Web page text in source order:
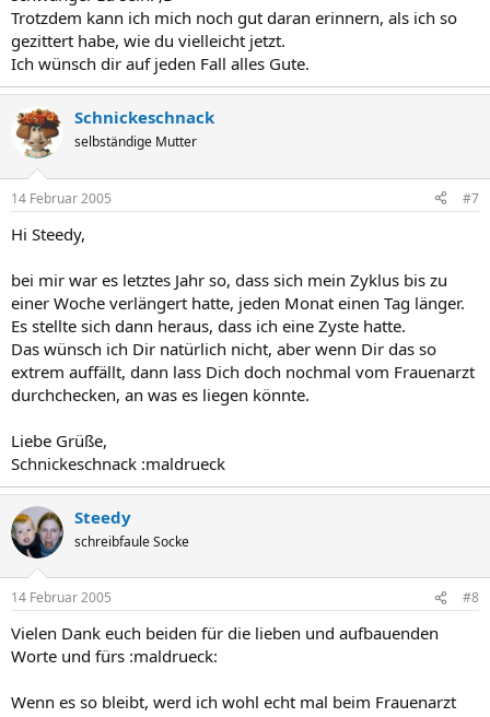
Trotzdem kann ich mich noch gut daran erinnern, als ich so
gezittert habe, wie du vielleicht jetzt.
Ich wünsch dir auf jeden Fall alles Gute.
Schnickeschnack
selbständige Mutter
14 Februar 2005 #7
Hi Steedy,
bei mir war es letztes Jahr so, dass sich mein Zyklus bis zu
einer Woche verlängert hatte, jeden Monat einen Tag länger.
Es stellte sich dann heraus, dass ich eine Zyste hatte.
Das wünsch ich Dir natürlich nicht, aber wenn Dir das so
extrem auffällt, dann lass Dich doch nochmal vom Frauenarzt
durchchecken, an was es liegen könnte.
Liebe Grüße,
Schnickeschnack :maldrueck
Steedy
schreibfaule Socke
14 Februar 2005 #8
Vielen Dank euch beiden für die lieben und aufbauenden
Worte und fürs :maldrueck:
Wenn es so bleibt, werd ich wohl echt mal beim Frauenarzt